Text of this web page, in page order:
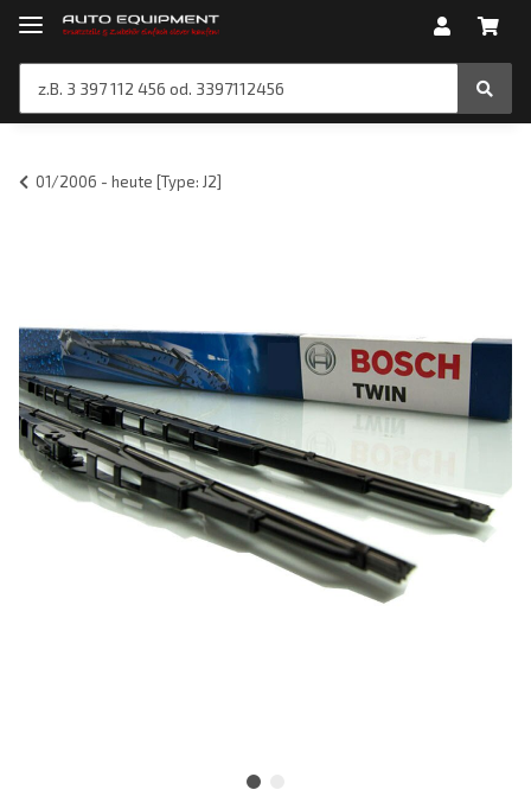
01/2006 - heute [Type: J2]